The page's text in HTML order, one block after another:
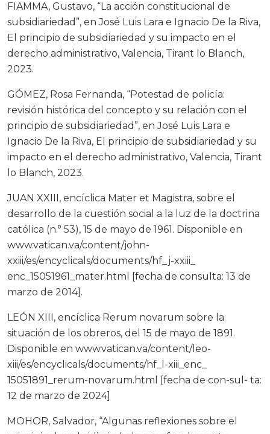
FIAMMA, Gustavo, “La acción constitucional de
subsidiariedad”, en José Luis Lara e Ignacio De la Riva,
El principio de subsidiariedad y su impacto en el
derecho administrativo, Valencia, Tirant lo Blanch,
2023.
GÓMEZ, Rosa Fernanda, “Potestad de policía:
revisión histórica del concepto y su relación con el
principio de subsidiariedad”, en José Luis Lara e
Ignacio De la Riva, El principio de subsidiariedad y su
impacto en el derecho administrativo, Valencia, Tirant
lo Blanch, 2023.
JUAN XXIII, encíclica Mater et Magistra, sobre el
desarrollo de la cuestión social a la luz de la doctrina
católica (n.° 53), 15 de mayo de 1961. Disponible en
www.vatican.va/content/john-
xxiii/es/encyclicals/documents/hf_j-xxiii_
enc_15051961_mater.html [fecha de consulta: 13 de
marzo de 2014].
LEÓN XIII, encíclica Rerum novarum sobre la
situación de los obreros, del 15 de mayo de 1891.
Disponible en www.vatican.va/content/leo-
xiii/es/encyclicals/documents/hf_l-xiii_enc_
15051891_rerum-novarum.html [fecha de con-sul- ta:
12 de marzo de 2024]
MOHOR, Salvador, “Algunas reflexiones sobre el